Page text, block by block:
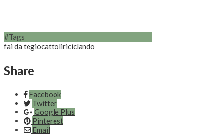
#Tags
fai da tegiocattoliriciclando
Share
Facebook
Twitter
Google Plus
Pinterest
Email